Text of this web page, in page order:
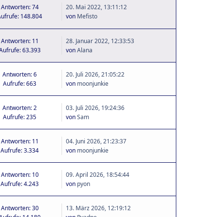
Antworten: 74
148.804
20. Mai 2022, 13:11:12
von Mefisto
Antworten: 11
63.393
28. Januar 2022, 12:33:53
vonAlana
Antworten: 6
Aufrufe: 663
20. Juli 2026, 21:05:22
von moonjunkie
Antworten: 2
Aufrufe: 235
03. Juli 2026, 19:24:36
vonSam
Antworten: 11
Aufrufe: 3.334
04. Juni 2026, 21:23:37
von moonjunkie
Antworten: 10
Aufrufe: 4.243
09. April 2026, 18:54:44
von pyon
Antworten: 30
13. März 2026, 12:19:12